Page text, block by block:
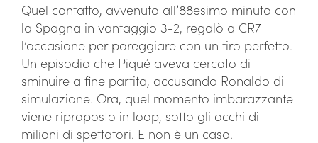
Quel contatto, avvenuto all’88esimo minuto con
la Spagna in vantaggio 3-2, regalò a CR7
l’occasione per pareggiare con un tiro perfetto.
Un episodio che Piqué aveva cercato di
sminuire a fine partita, accusando Ronaldo di
simulazione. Ora, quel momento imbarazzante
viene riproposto in loop, sotto gli occhi di
milioni di spettatori. E non è un caso.